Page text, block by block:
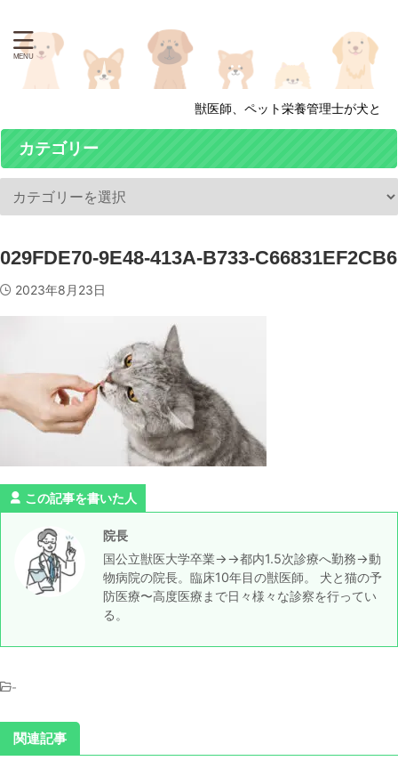
獣医師、ペット栄養管理士が犬と猫
カテゴリー
029FDE70-9E48-413A-B733-C66831EF2CB6
2023年8月23日
この記事を書いた人
院長
国公立獣医大学卒業→→都内1.5次診療へ勤務→動
物病院の院長。臨床10年目の獣医師。 犬と猫の予
防医療〜高度医療まで日々様々な診察を行ってい
る。
-
関連記事